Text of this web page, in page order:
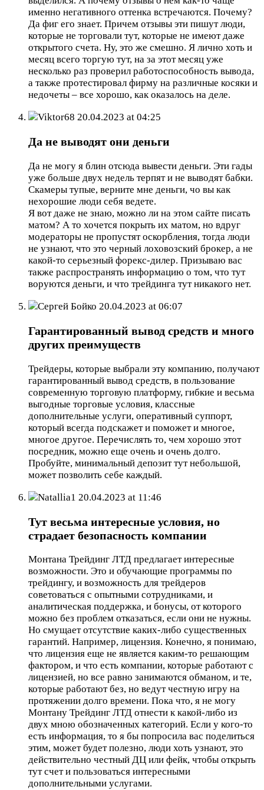
именно негативного оттенка встречаются. Почему?
Да фиг его знает. Причем отзывы эти пишут люди,
которые не торговали тут, которые не имеют даже
открытого счета. Ну, это же смешно. Я лично хоть и
месяц всего торгую тут, на за этот месяц уже
несколько раз проверил работоспособность вывода,
а также протестировал фирму на различные косяки и
недочеты – все хорошо, как оказалось на деле.
Viktor68 20.04.2023 at 04:25
Да не выводят они деньги
Да не могу я блин отсюда вывести деньги. Эти гады
уже больше двух недель терпят и не выводят бабки.
Скамеры тупые, верните мне деньги, чо вы как
нехорошие люди себя ведете.
Я вот даже не знаю, можно ли на этом сайте писать
матом? А то хочется покрыть их матом, но вдруг
модераторы не пропустят оскорбления, тогда люди
не узнают, что это черный лоховозский брокер, а не
какой-то серьезный форекс-дилер. Призываю вас
также распространять информацию о том, что тут
воруются деньги, и что трейдинга тут никакого нет.
Сергей Бойко 20.04.2023 at 06:07
Гарантированный вывод средств и много
других преимуществ
Трейдеры, которые выбрали эту компанию, получают
гарантированный вывод средств, в пользование
современную торговую платформу, гибкие и весьма
выгодные торговые условия, классные
дополнительные услуги, оперативный суппорт,
который всегда подскажет и поможет и многое,
многое другое. Перечислять то, чем хорошо этот
посредник, можно еще очень и очень долго.
Пробуйте, минимальный депозит тут небольшой,
может позволить себе каждый.
Natallia1 20.04.2023 at 11:46
Тут весьма интересные условия, но
страдает безопасность компании
Монтана Трейдинг ЛТД предлагает интересные
возможности. Это и обучающие программы по
трейдингу, и возможность для трейдеров
советоваться с опытными сотрудниками, и
аналитическая поддержка, и бонусы, от которого
можно без проблем отказаться, если они не нужны.
Но смущает отсутствие каких-либо существенных
гарантий. Например, лицензия. Конечно, я понимаю,
что лицензия еще не является каким-то решающим
фактором, и что есть компании, которые работают с
лицензией, но все равно занимаются обманом, и те,
которые работают без, но ведут честную игру на
протяжении долго времени. Пока что, я не могу
Монтану Трейдинг ЛТД отнести к какой-либо из
двух мною обозначенных категорий. Если у кого-то
есть информация, то я бы попросила вас поделиться
этим, может будет полезно, люди хоть узнают, это
действительно честный ДЦ или фейк, чтобы открыть
тут счет и пользоваться интересными
дополнительными услугами.